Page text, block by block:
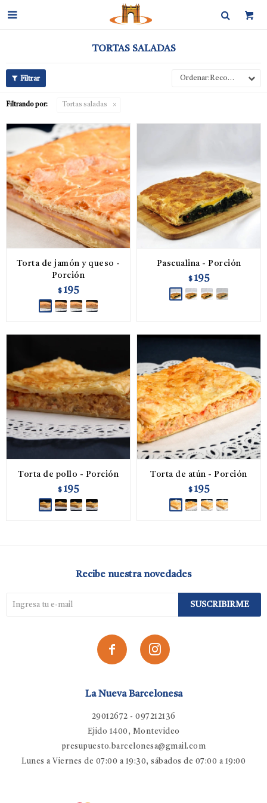

TORTAS SALADAS
Recomendados
Filtrando por: Tortas saladas
Torta de jamón y queso -
Porción
$ 195
Pascualina - Porción
$ 195
Torta de pollo - Porción
$ 195
Torta de atún - Porción
$ 195
La Nueva Barcelonesa
29012672 - 097212136
Ejido 1400, Montevideo
presupuesto.barcelonesa@gmail.com
Lunes a Viernes de 07:00 a 19:30, sábados de 07:00 a 19:00
Recibe nuestra novedades
SUSCRIBIRME
 